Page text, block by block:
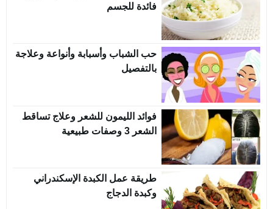
فائدة للجسم
حب الشباب وأسبابة وأنواعة وعلاجة
بالتفصيل
فوائد الليمون للشعر وعلاج تساقط
الشعر 3 وصفات طبيعية
طريقة عمل الكبدة الإسكندراني
وكبدة الدجاج